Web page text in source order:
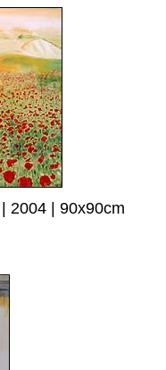
2004 | 90x90cm